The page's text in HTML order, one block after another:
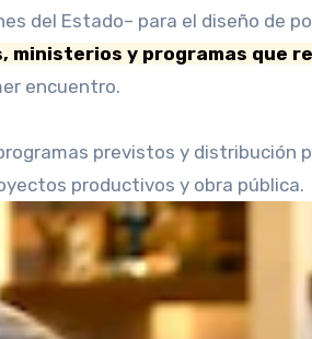
del Estado– para el diseño de
y programas que
encuentro.
previstos y distribución
productivos y obra pública.